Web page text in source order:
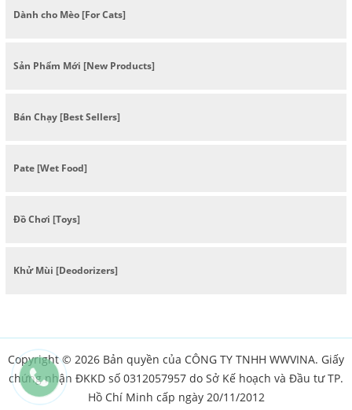
Dành cho Mèo [For Cats]
Sản Phẩm Mới [New Products]
Bán Chạy [Best Sellers]
Pate [Wet Food]
Đồ Chơi [Toys]
Khử Mùi [Deodorizers]
Copyright © 2026 Bản quyền của CÔNG TY TNHH WWVINA. Giấy
chứng nhận ĐKKD số 0312057957 do Sở Kế hoạch và Đầu tư TP.
Hồ Chí Minh cấp ngày 20/11/2012